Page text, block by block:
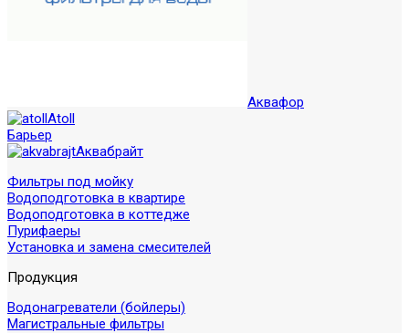
Аквафор
Atoll
Барьер
Аквабрайт
Фильтры под мойку
Водоподготовка в квартире
Водоподготовка в коттедже
Пурифаеры
Установка и замена смесителей
Продукция
Водонагреватели (бойлеры)
Магистральные фильтры